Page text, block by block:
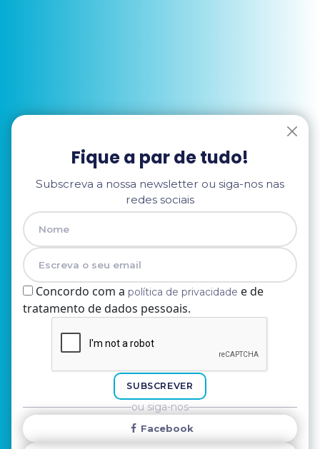
Fique a par de tudo!
Subscreva a nossa newsletter ou siga-nos nas
redes sociais
Nome
E-mail
Concordo com a política de privacidade e de
tratamento de dados pessoais.
SUBSCREVER
ou siga-nos
Facebook